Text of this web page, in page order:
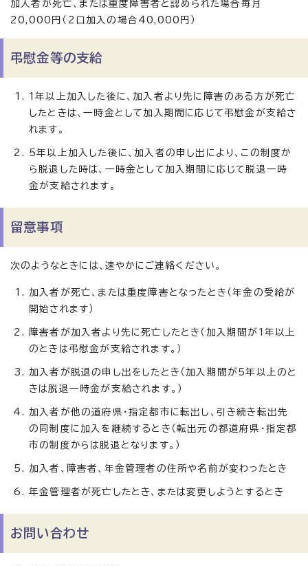
加入者が死亡、または重度障害者と認められた場合毎月
20,000円（2口加入の場合40,000円）
弔慰金等の支給
1年以上加入した後に、加入者より先に障害のある方が死亡
したときは、一時金として加入期間に応じて弔慰金が支給さ
れます。
5年以上加入した後に、加入者の申し出により、この制度か
ら脱退した時は、一時金として加入期間に応じて脱退一時
金が支給されます。
留意事項
次のようなときには、速やかにご連絡ください。
加入者が死亡、または重度障害となったとき（年金の受給が
開始されます）
障害者が加入者より先に死亡したとき（加入期間が1年以上
のときは弔慰金が支給されます。）
加入者が脱退の申し出をしたとき（加入期間が5年以上のと
きは脱退一時金が支給されます。）
加入者が他の道府県・指定都市に転出し、引き続き転出先
の同制度に加入を継続するとき（転出元の都道府県・指定都
市の制度からは脱退となります。）
加入者、障害者、年金管理者の住所や名前が変わったとき
年金管理者が死亡したとき、または変更しようとするとき
お問い合わせ